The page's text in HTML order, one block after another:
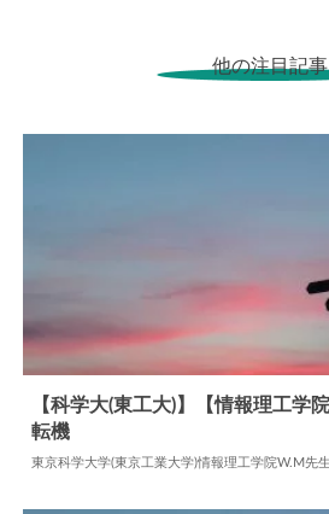
他の注目記事
勉強の転機
【科学大(東工大)】【情報理工学
転機
東京科学大学(東京工業大学)情報理工学院W.M先